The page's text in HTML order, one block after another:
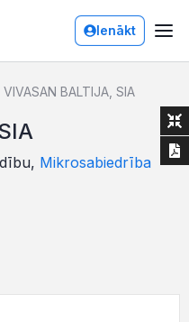
Ienākt
VIVASAN BALTIJA, SIA
Mikrosabiedrība